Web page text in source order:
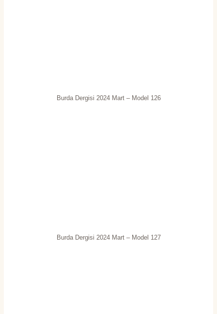
Burda Dergisi 2024 Mart – Model 126
Burda Dergisi 2024 Mart – Model 127